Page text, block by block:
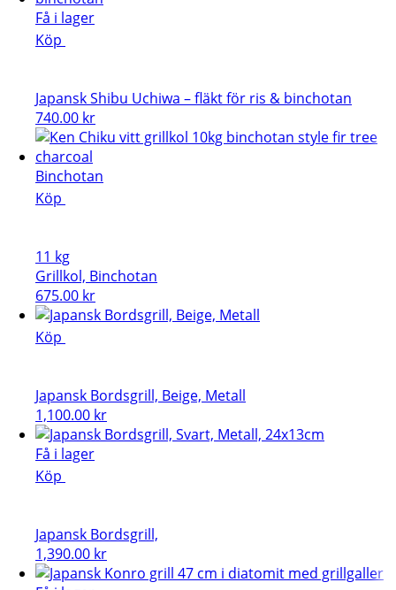
Få i lager
Köp
Japansk Shibu Uchiwa – fläkt för ris & binchotan
740.00 kr
Binchotan
Köp
11 kg
Grillkol, Binchotan
675.00 kr
Köp
Japansk Bordsgrill, Beige, Metall
1,100.00 kr
Få i lager
Köp
Japansk Bordsgrill,
1,390.00 kr